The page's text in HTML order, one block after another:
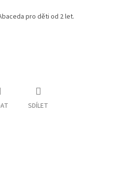
pro děti od 2 let.
SDÍLET